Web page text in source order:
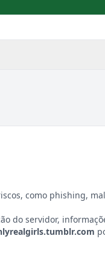
como phishing,
do servidor,